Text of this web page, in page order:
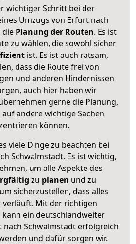
wichtiger Schritt bei der
Umzugs von Erfurt nach
die Planung der Routen. Es ist
zu wählen, die sowohl sicher
ist. Es ist auch ratsam,
dass die Route frei von
und anderen Hindernissen
auch hier haben wir
gerne die Planung,
auf andere wichtige Sachen
können.
viele Dinge zu beachten bei
Schwalmstadt. Es ist wichtig,
um alle Aspekte des
zu planen und zu
sicherzustellen, dass alles
verläuft. Mit der richtigen
ein deutschlandweiter
nach Schwalmstadt erfolgreich
und dafür sorgen wir.